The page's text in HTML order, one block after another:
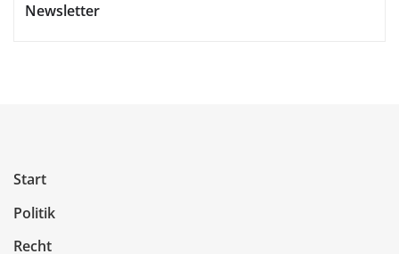
Newsletter
Start
Politik
Recht